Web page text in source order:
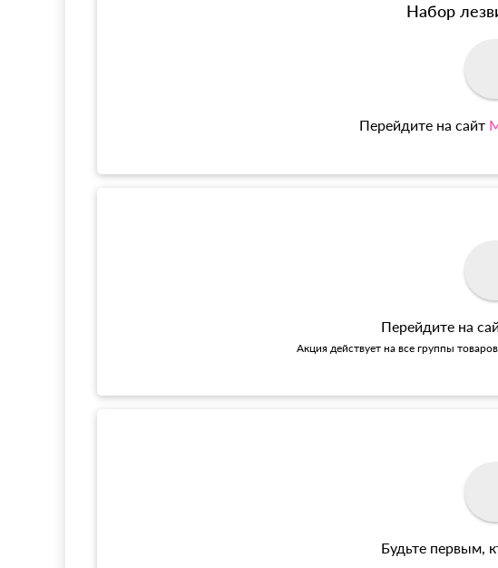
Набор
Перейдите на сайт
Перейдите на
Акция действует на все группы
Будьте первым,